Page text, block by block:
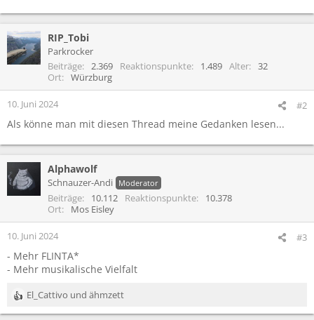
RIP_Tobi
Parkrocker
Beiträge
2.369 Reaktionspunkte 1.489 Alter
32
Ort
Würzburg
10. Juni 2024 #2
Als könne man mit diesen Thread meine Gedanken lesen...
Alphawolf
Schnauzer-Andi Moderator
Beiträge 10.112 Reaktionspunkte
10.378
Ort
Mos Eisley
10. Juni 2024 #3
- Mehr FLINTA*
- Mehr musikalische Vielfalt
R
e
El_Cattivo und ähmzett